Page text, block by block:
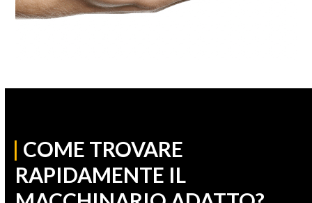
| COME TROVARE
RAPIDAMENTE IL